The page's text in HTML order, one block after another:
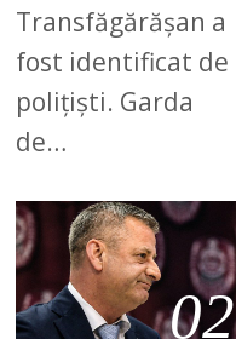
Transfăgărășan a
fost identificat de
polițiști. Garda
de…
02